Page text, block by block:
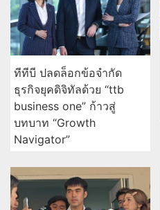
ทีทีบี ปลดล็อกข้อจำกัด
ธุรกิจยุคดิจิทัลด้วย “ttb
business one” ก้าวสู่
บทบาท “Growth
Navigator”